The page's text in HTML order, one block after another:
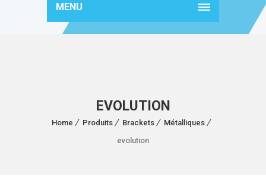
MENU
EVOLUTION
Home Produits Brackets
Métalliques
evolution